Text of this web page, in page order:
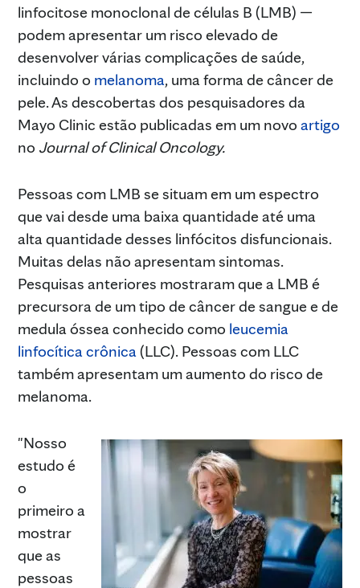
linfocitose monoclonal de células B (LMB) —
podem apresentar um risco elevado de
desenvolver várias complicações de saúde,
incluindo o melanoma, uma forma de câncer de
pele. As descobertas dos pesquisadores da
Mayo Clinic estão publicadas em um novo artigo
no Journal of Clinical Oncology.
Pessoas com LMB se situam em um espectro
que vai desde uma baixa quantidade até uma
alta quantidade desses linfócitos disfuncionais.
Muitas delas não apresentam sintomas.
Pesquisas anteriores mostraram que a LMB é
precursora de um tipo de câncer de sangue e de
medula óssea conhecido como leucemia
linfocítica crônica(LLC). Pessoas com LLC
também apresentam um aumento do risco de
melanoma.
"Nosso
estudo é
o
primeiro a
mostrar
que as
pessoas